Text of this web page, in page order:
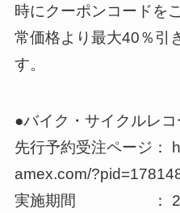
時にクーポンコードを
常価格より最大40％引
す。
●バイク・サイクルレ
先行予約受注ページ：
amex.com/
実施期間 ： 2023